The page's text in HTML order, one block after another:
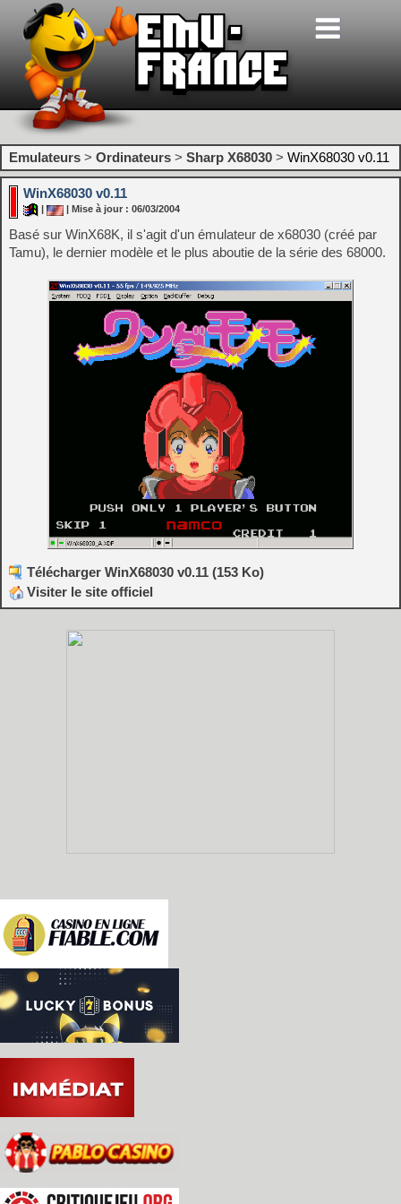
Emulateurs > Ordinateurs > Sharp X68030 > WinX68030 v0.11
WinX68030 v0.11
| Mise à jour : 06/03/2004
Basé sur WinX68K, il s'agit d'un émulateur de x68030 (créé par
Tamu), le dernier modèle et le plus aboutie de la série des 68000.
Télécharger WinX68030 v0.11 (153 Ko)
Visiter le site officiel